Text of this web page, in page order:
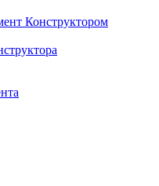
Конструктором